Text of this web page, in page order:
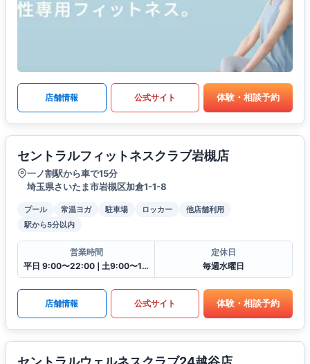
店舗情報 公式サイト 体験・相談予約
セントラルフィットネスクラブ岩槻店
一ノ割駅から車で15分
埼玉県さいたま市岩槻区加倉1-1-8
プール 常温ヨガ 駐車場 ロッカー
他店舗利用
駅から5分以内
営業時間
平日 9:00〜22:00❘土9:00〜19:00❘日9:00〜17:00❘祝9:00〜16:30
定休日
毎週水曜日
店舗情報 公式サイト 体験・相談予約